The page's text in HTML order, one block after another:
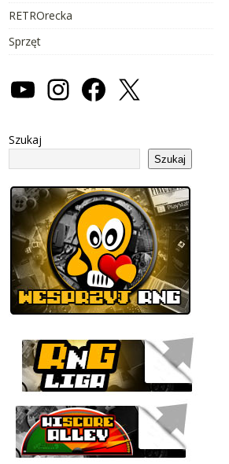
RETROrecka
Sprzęt
Szukaj
Szukaj